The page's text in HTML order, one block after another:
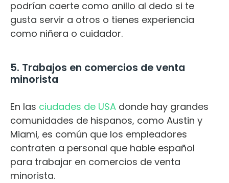
podrían caerte como anillo al dedo si te
gusta servir a otros o tienes experiencia
como niñera o cuidador.
5. Trabajos en comercios de venta
minorista
En las ciudades de USA donde hay grandes
comunidades de hispanos, como Austin y
Miami, es común que los empleadores
contraten a personal que hable español
para trabajar en comercios de venta
minorista.